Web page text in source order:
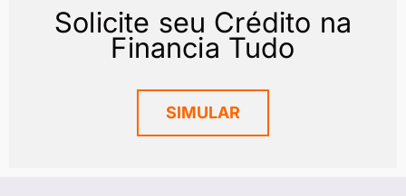
Solicite seu Crédito na
Financia Tudo
SIMULAR